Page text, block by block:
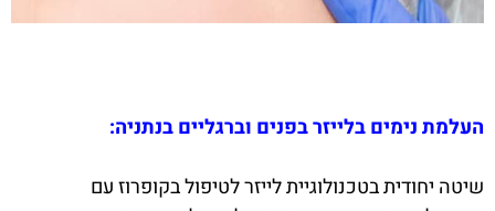
העלמת נימים בלייזר בפנים וברגליים בנתניה:
שיטה יחודית בטכנולוגיית לייזר לטיפול בקופרוז עם